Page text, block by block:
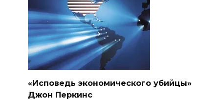
«Исповедь экономического убийцы»
Джон Перкинс